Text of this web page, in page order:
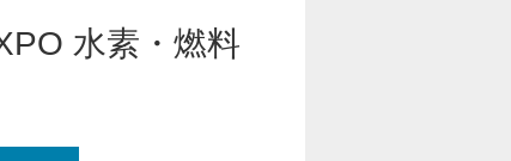
水素・燃料